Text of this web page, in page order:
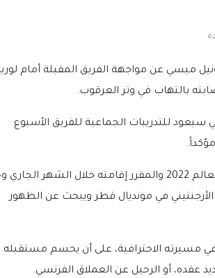
ميسي عن مواجهة الفريق المقبلة أمام
بالتهاب في وتر العرقوب.
للتدريبات الجماعية للفريق الأسبوع
تأتي إصابة ليونيل ميسي قبل انطلاق منافسات كأس العالم 2022 والمقرر إقامته خلال الشهر
في مونديال قطر ويبحث عن الظهور
مسيرته الاحترافية، على أن يحسم مستقبله
أو الرحيل عن العملاق الفرنسي.